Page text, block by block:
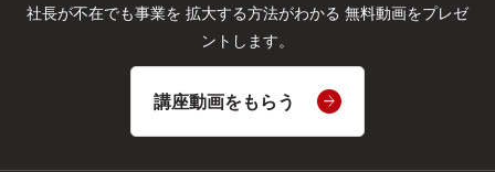
社長が不在でも事業を 拡大する方法がわかる 無料動画をプレゼ
ントします。
講座動画をもらう